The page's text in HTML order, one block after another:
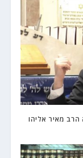
הרב מאיר אליהו